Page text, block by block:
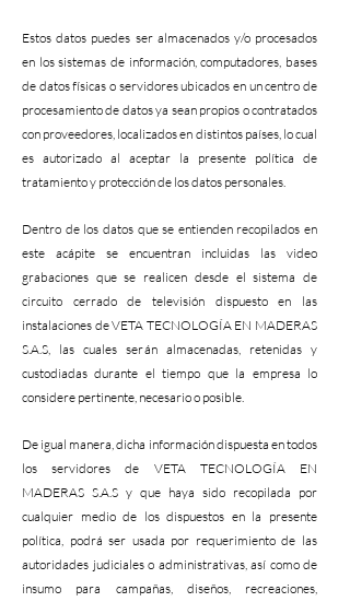
Estos datos puedes ser almacenados y/o procesados
en los sistemas de información, computadores, bases
de datos físicas o servidores ubicados en un centro de
procesamiento de datos ya sean propios o contratados
con proveedores, localizados en distintos países, lo cual
es autorizado al aceptar la presente política de
tratamiento y protección de los datos personales.
Dentro de los datos que se entienden recopilados en
este acápite se encuentran incluidas las video
grabaciones que se realicen desde el sistema de
circuito cerrado de televisión dispuesto en las
instalaciones de VETA TECNOLOGÍA EN MADERAS
S.A.S, las cuales serán almacenadas, retenidas y
custodiadas durante el tiempo que la empresa lo
considere pertinente, necesario o posible.
De igual manera, dicha información dispuesta en todos
los servidores de VETA TECNOLOGÍA EN
MADERAS S.A.S y que haya sido recopilada por
cualquier medio de los dispuestos en la presente
política, podrá ser usada por requerimiento de las
autoridades judiciales o administrativas, así como de
insumo para campañas, diseños, recreaciones,